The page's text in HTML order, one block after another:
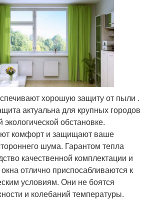
хорошую защиту от пыли .
актуальна для крупных городов
экологической обстановке.
комфорт и защищают ваше
шума. Гарантом тепла
качественной комплектации и
отлично приспосабливаются к
условиям. Они не боятся
и колебаний температуры.